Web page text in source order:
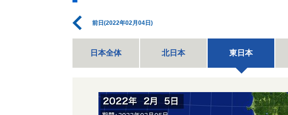
前日(2022年02月04日)
日本全体 北日本 東日本